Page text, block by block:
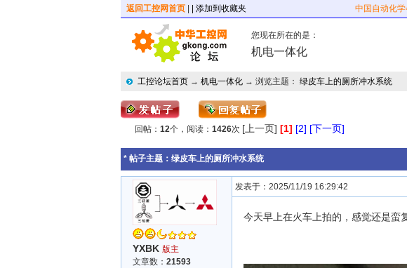
返回工控网首页 | 添加到收藏夹 中国自动化
您现在所在的是：
机电一体化
工控论坛首页 → 机电一体化 → 浏览主题： 绿皮车上的厕所冲水系统
回帖： 12个，阅读： 1426次 [上一页] [1] [2] [下一页]
* 帖子主题： 绿皮车上的厕所冲水系统
YXBK 版主
文章数： 21593
发表于：2025/11/19 16:29:42
今天早上在火车上拍的，感觉还是蛮